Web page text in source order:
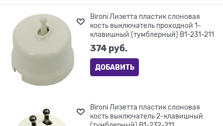
Bironi Лизетта пластик слоновая
кость выключатель проходной 1-
клавишный (тумблерный) B1-231-211
374 руб.
ДОБАВИТЬ
Bironi Лизетта пластик слоновая
кость выключатель 2-клавишный